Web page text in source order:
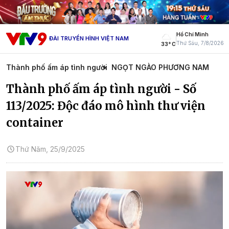
ĐÀI TRUYỀN HÌNH VIỆT NAM
33° C
Hồ Chí Minh
Thứ Sáu, 7/8/2026
Thành phố ấm áp tình người NGỌT NGÀO PHƯƠNG NAM
Thành phố ấm áp tình người - Số
113/2025: Độc đáo mô hình thư viện
container
Thứ Năm, 25/9/2025